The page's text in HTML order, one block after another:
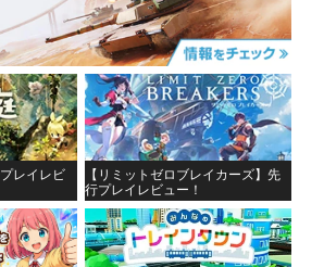
レイレビ
【リミットゼロブレイカーズ】先
行プレイレビュー！